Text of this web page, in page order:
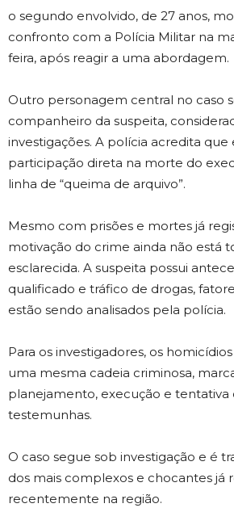
o segundo envolvido, de 27 anos,
confronto com a Polícia Militar na
feira, após reagir a uma abordagem.
Outro personagem central no caso
companheiro da suspeita,
investigações. A polícia acredita que
participação direta na morte do
linha de “queima de arquivo”.
Mesmo com prisões e mortes já
motivação do crime ainda não está
esclarecida. A suspeita possui
qualificado e tráfico de drogas,
estão sendo analisados pela polícia.
Para os investigadores, os
uma mesma cadeia criminosa,
planejamento, execução e tentativa
testemunhas.
O caso segue sob investigação e é
dos mais complexos e chocantes já
recentemente na região.